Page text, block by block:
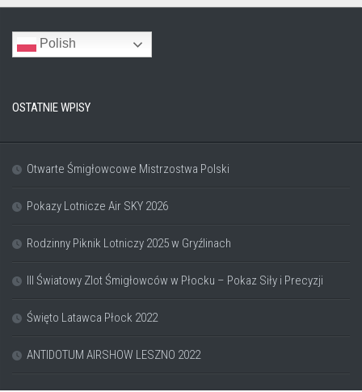
Polish
OSTATNIE WPISY
Otwarte Śmigłowcowe Mistrzostwa Polski
Pokazy Lotnicze Air SKY 2026
Rodzinny Piknik Lotniczy 2025 w Gryźlinach
III Światowy Zlot Śmigłowców w Płocku – Pokaz Siły i Precyzji
Święto Latawca Płock 2022
ANTIDOTUM AIRSHOW LESZNO 2022